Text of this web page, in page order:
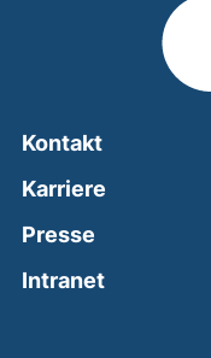
Kontakt
Karriere
Presse
Intranet(external